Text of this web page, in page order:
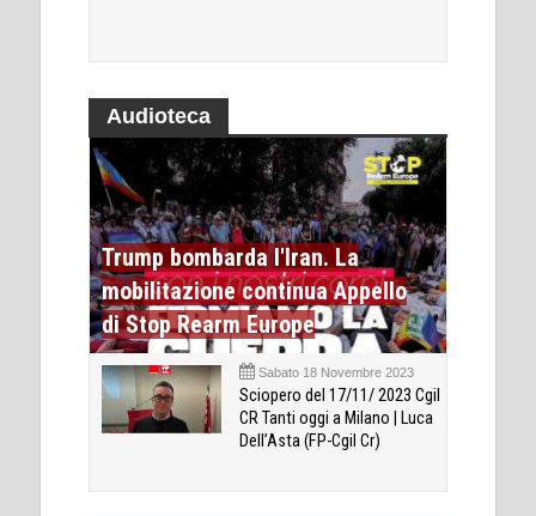
Audioteca
Trump bombarda l'Iran. La
mobilitazione continua Appello
di Stop Rearm Europe
Sabato 18 Novembre 2023
Sciopero del 17/11/ 2023 Cgil
CR Tanti oggi a Milano | Luca
Dell’Asta (FP-Cgil Cr)